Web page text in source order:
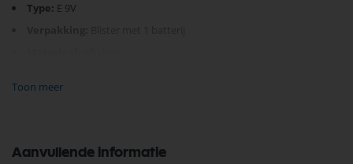
Type: E 9V
Toon meer
Aanvullende informatie